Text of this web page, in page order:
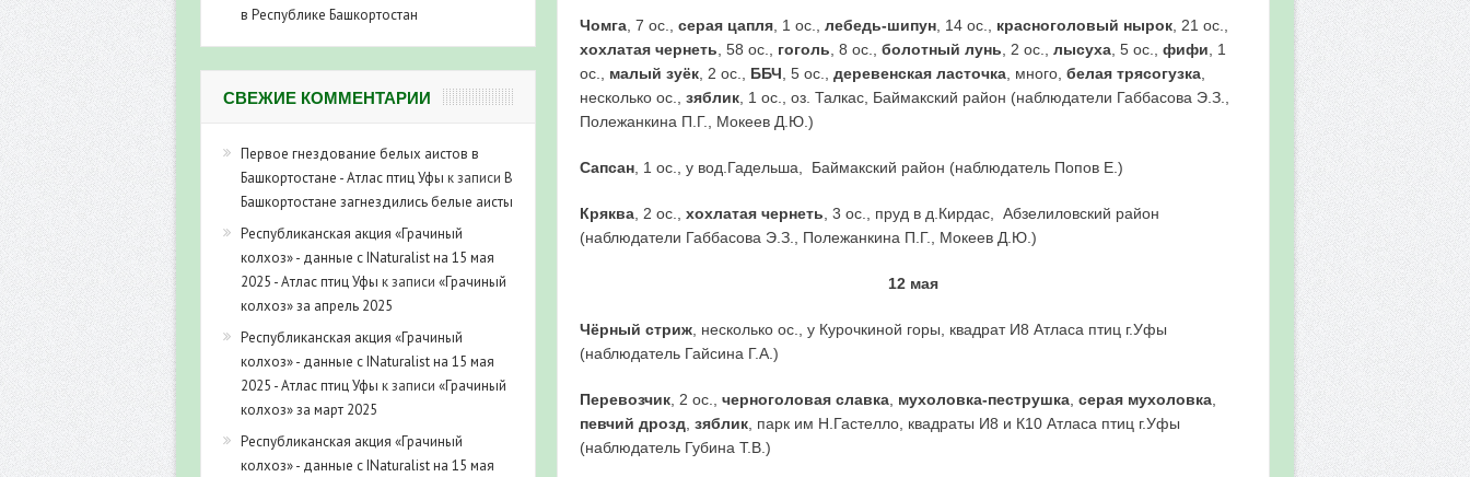
Чомга , 7 ос., серая цапля , 1 ос., лебедь-шипун , 14 ос., красноголовый нырок , 21 ос.,
хохлатая чернеть , 58 ос., гоголь , 8 ос., болотный лунь , 2 ос., лысуха , 5 ос., фифи , 1
ос., малый зуёк , 2 ос., ББЧ , 5 ос., деревенская ласточка , много, белая трясогузка
несколько ос., зяблик , 1 ос., оз. Талкас, Баймакский район (наблюдатели Габбасова Э.З.,
Полежанкина П.Г., Мокеев Д.Ю.)
Сапсан , 1 ос., у вод.Гадельша, Баймакский район (наблюдатель Попов Е.)
Кряква , 2 ос., хохлатая чернеть , 3 ос., пруд в д.Кирдас, Абзелиловский район
(наблюдатели Габбасова Э.З., Полежанкина П.Г., Мокеев Д.Ю.)
12 мая
Чёрный стриж , несколько ос., у Курочкиной горы, квадрат И8 Атласа птиц г.Уфы
(наблюдатель Гайсина Г.А.)
Перевозчик , 2 ос., черноголовая славка мухоловка-пеструшка серая мухоловка
певчий дрозд зяблик , парк им Н.Гастелло, квадраты И8 и К10 Атласа птиц г.Уфы
(наблюдатель Губина Т.В.)
в Республике Башкортостан
СВЕЖИЕ КОММЕНТАРИИ
Первое гнездование белых аистов в
Башкортостане - Атлас птиц Уфы к записи В
Башкортостане загнездились белые аисты
Республиканская акция «Грачиный
колхоз» - данные с INaturalist на 15 мая
2025 - Атлас птиц Уфы к записи «Грачиный
колхоз» за апрель 2025
Республиканская акция «Грачиный
колхоз» - данные с INaturalist на 15 мая
2025 - Атлас птиц Уфы к записи «Грачиный
колхоз» за март 2025
Республиканская акция «Грачиный
колхоз» - данные с INaturalist на 15 мая